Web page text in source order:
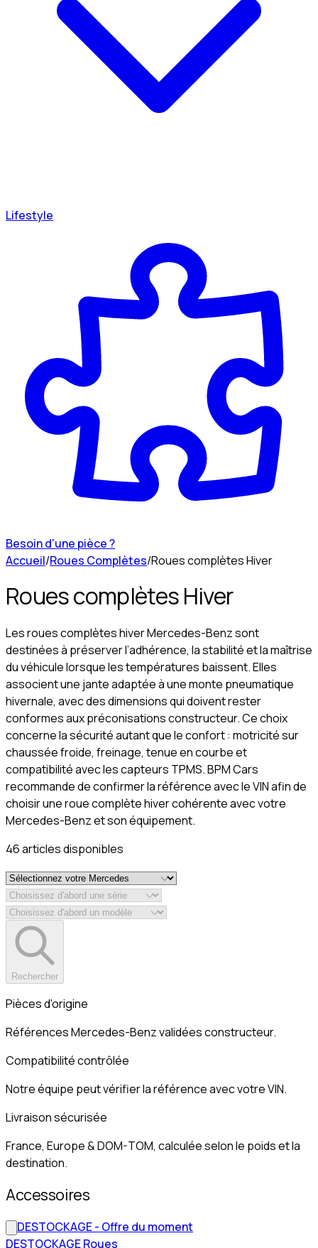
Lifestyle
Besoin d'une pièce ?
Accueil/Roues Complètes/Roues complètes Hiver
Roues complètes Hiver
Les roues complètes hiver Mercedes-Benz sont
destinées à préserver l’adhérence, la stabilité et la maîtrise
du véhicule lorsque les températures baissent. Elles
associent une jante adaptée à une monte pneumatique
hivernale, avec des dimensions qui doivent rester
conformes aux préconisations constructeur. Ce choix
concerne la sécurité autant que le confort : motricité sur
chaussée froide, freinage, tenue en courbe et
compatibilité avec les capteurs TPMS. BPM Cars
recommande de confirmer la référence avec le VIN afin de
choisir une roue complète hiver cohérente avec votre
Mercedes-Benz et son équipement.
46articlesdisponibles
Rechercher
Pièces d'origine
Références Mercedes-Benz validées constructeur.
Compatibilité contrôlée
Notre équipe peut vérifier la référence avec votre VIN.
Livraison sécurisée
France, Europe & DOM-TOM, calculée selon le poids et la
destination.
Accessoires
DESTOCKAGE - Offre du moment
DESTOCKAGE Roues